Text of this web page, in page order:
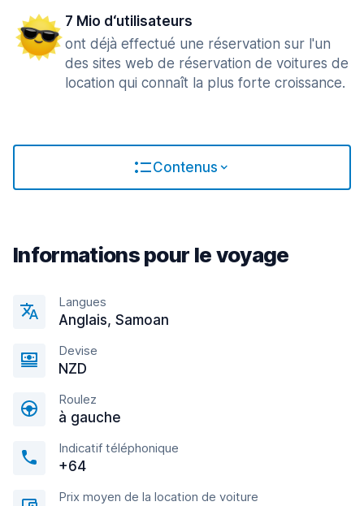
7 Mio d‘utilisateurs
ont déjà effectué une réservation sur l'un
des sites web de réservation de voitures de
location qui connaît la plus forte croissance.
Contenus
Informations pour le voyage
Langues
Anglais, Samoan
Devise
NZD
Roulez
à gauche
Indicatif téléphonique
+64
Prix moyen de la location de voiture